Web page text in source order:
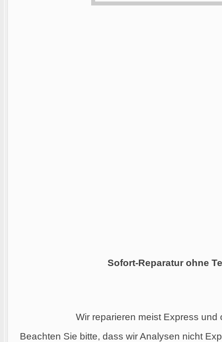
Sofort-Reparatur ohne
Wir reparieren meist Express und
Beachten Sie bitte, dass wir Analysen nicht